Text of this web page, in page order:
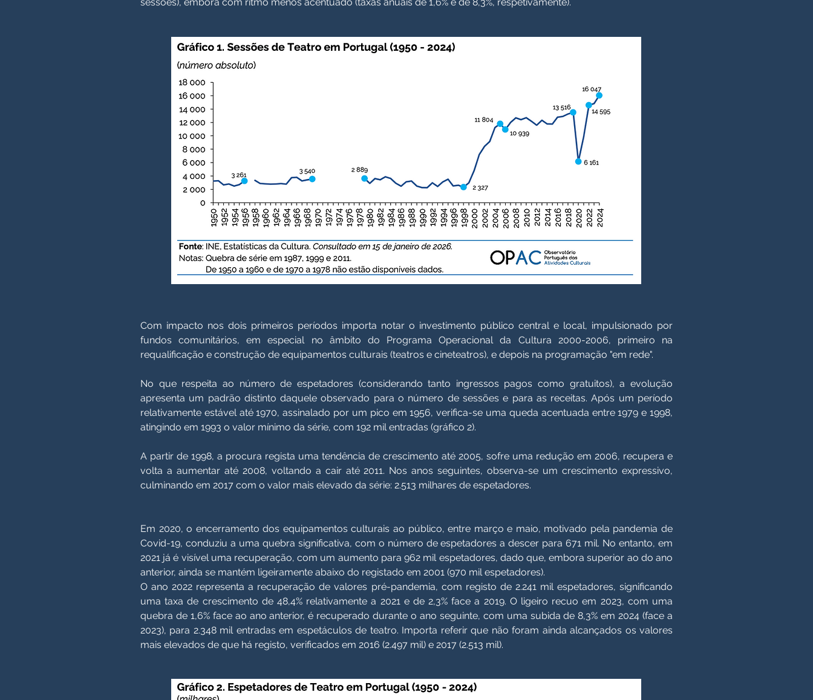
Com impacto nos dois primeiros períodos importa notar o investimento público central e local, impulsionado por
fundos comunitários, em especial no âmbito do Programa Operacional da Cultura 2000-2006, primeiro na
requalificação e construção de equipamentos culturais (teatros e cineteatros), e depois na programação "em rede".
​No que respeita ao número de espetadores (considerando tanto ingressos pagos como gratuitos), a evolução
apresenta um padrão distinto daquele observado para o número de sessões e para as receitas. Após um período
relativamente estável até 1970, assinalado por um pico em 1956, verifica-se uma queda acentuada entre 1979 e 1998,
atingindo em 1993 o valor mínimo da série, com 192 mil entradas (gráfico 2).
A partir de 1998, a procura regista uma tendência de crescimento até 2005, sofre uma redução em 2006, recupera e
volta a aumentar até 2008, voltando a cair até 2011. Nos anos seguintes, observa-se um crescimento expressivo,
culminando em 2017 com o valor mais elevado da série: 2.513 milhares de espetadores.
Em 2020, o encerramento dos equipamentos culturais ao público, entre março e maio, motivado pela pandemia de
Covid-19, conduziu a uma quebra significativa, com o número de espetadores a descer para 671 mil. No entanto, em
2021 já é visível uma recuperação, com um aumento para 962 mil espetadores, dado que, embora superior ao do ano
anterior, ainda se mantém ligeiramente abaixo do registado em 2001 (970 mil espetadores).
O ano 2022 representa a recuperação de valores pré-pandemia, com registo de 2.241 mil espetadores, significando
uma taxa de crescimento de 48,4% relativamente a 2021 e de 2,3% face a 2019. O ligeiro recuo em 2023, com uma
quebra de 1,6% face ao ano anterior, é recuperado durante o ano seguinte, com uma subida de 8,3% em 2024 (face a
2023), para 2.348 mil entradas em espetáculos de teatro. Importa referir que não foram ainda alcançados os valores
mais elevados de que há registo, verificados em 2016 (2.497 mil) e 2017 (2.513 mil).